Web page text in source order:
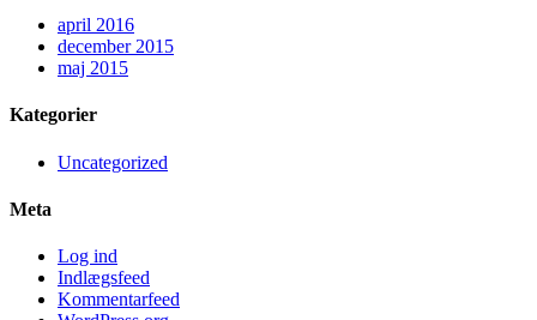
april 2016
december 2015
maj 2015
Kategorier
Uncategorized
Meta
Log ind
Indlægsfeed
Kommentarfeed